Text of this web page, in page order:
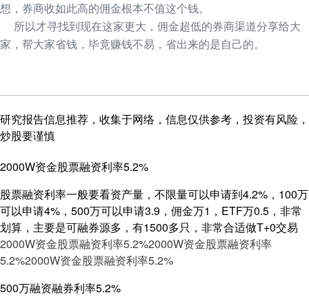
想，券商收如此高的佣金根本不值这个钱。
所以才寻找到现在这家更大，佣金超低的券商渠道分享给大
家，帮大家省钱，毕竟赚钱不易，省出来的是自己的。
研究报告信息推荐，收集于网络，信息仅供参考，投资有风险，
炒股要谨慎
2000W资金股票融资利率5.2%
股票融资利率一般要看资产量，不限量可以申请到4.2%，100万
可以申请4%，500万可以申请3.9，佣金万1，ETF万0.5，非常
划算，主要是可融券源多，有1500多只，非常合适做T+0交易
2000W资金股票融资利率5.2%2000W资金股票融资利率
5.2%2000W资金股票融资利率5.2%
500万融资融券利率5.2%